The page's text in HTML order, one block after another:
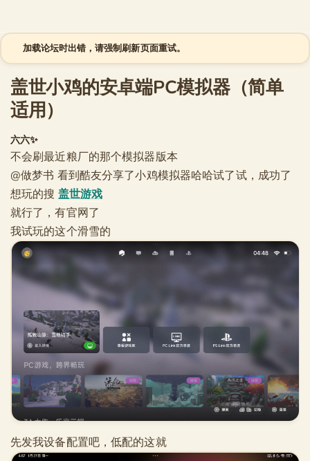
跳至内容
加载论坛时出错，请强制刷新页面重试。
盖世小鸡的安卓端PC模拟器（简单
适用）
六六✨
不会刷最近粮厂的那个模拟器版本
@做梦书 看到酷友分享了小鸡模拟器哈哈试了试，成功了
想玩的搜 盖世游戏
就行了，有官网了
我试玩的这个滑雪的
先发我设备配置吧，低配的这就